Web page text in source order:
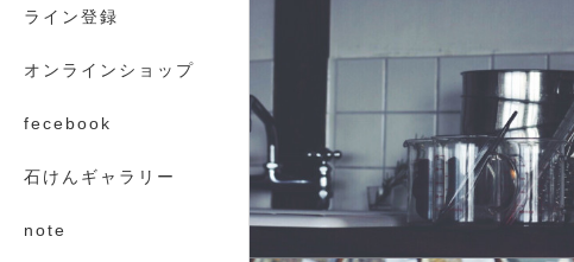
ライン登録
オンラインショップ
fecebook
石けんギャラリー
note